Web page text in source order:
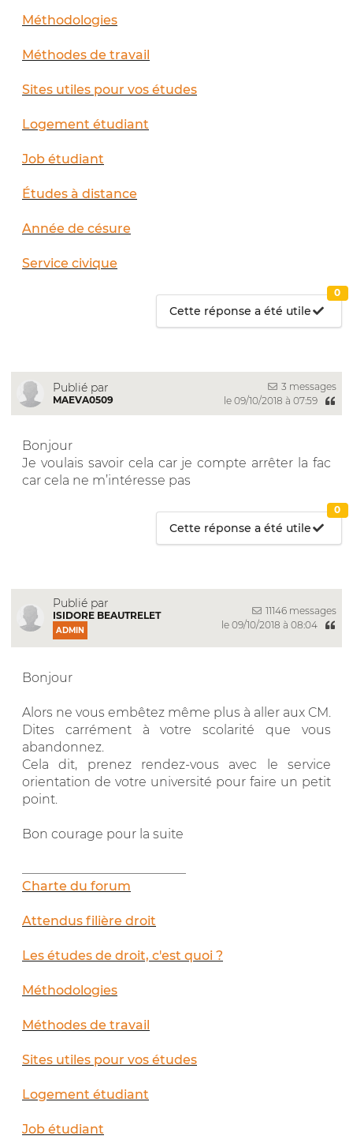
Méthodologies
Méthodes de travail
Sites utiles pour vos études
Logement étudiant
Job étudiant
Études à distance
Année de césure
Service civique
Cette réponse a été utile
0
Publié par
MAEVA0509
3 messages
le 09/10/2018 à 07:59
Bonjour
Je voulais savoir cela car je compte arrêter la fac
car cela ne m’intéresse pas
Cette réponse a été utile
0
Publié par
ISIDORE BEAUTRELET
ADMIN
11146 messages
le 09/10/2018 à 08:04
Bonjour
Alors ne vous embêtez même plus à aller aux CM.
Dites carrément à votre scolarité que vous
abandonnez.
Cela dit, prenez rendez-vous avec le service
orientation de votre université pour faire un petit
point.
Bon courage pour la suite
Charte du forum
Attendus filière droit
Les études de droit, c'est quoi ?
Méthodologies
Méthodes de travail
Sites utiles pour vos études
Logement étudiant
Job étudiant